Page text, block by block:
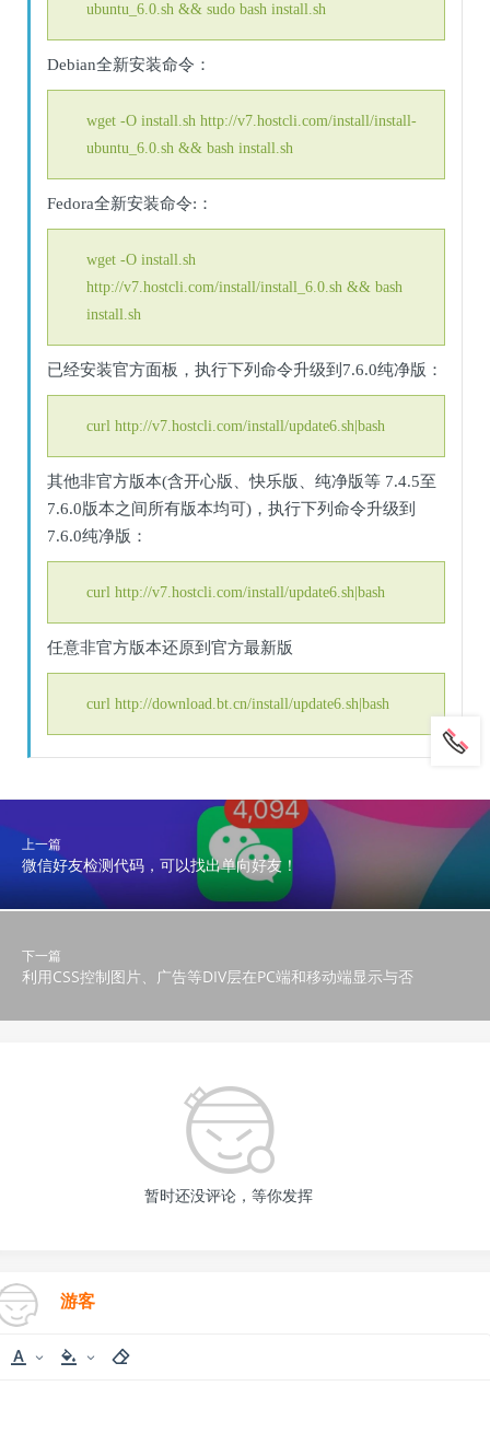
ubuntu_6.0.sh && sudo bash install.sh
Debian全新安装命令：
wget -O install.sh http://v7.hostcli.com/install/install-
ubuntu_6.0.sh && bash install.sh
Fedora全新安装命令:：
wget -O install.sh
http://v7.hostcli.com/install/install_6.0.sh && bash
install.sh
已经安装官方面板，执行下列命令升级到7.6.0纯净版：
curl http://v7.hostcli.com/install/update6.sh|bash
其他非官方版本(含开心版、快乐版、纯净版等 7.4.5至
7.6.0版本之间所有版本均可)，执行下列命令升级到
7.6.0纯净版：
curl http://v7.hostcli.com/install/update6.sh|bash
任意非官方版本还原到官方最新版
curl http://download.bt.cn/install/update6.sh|bash
上一篇
微信好友检测代码，可以找出单向好友！
下一篇
利用CSS控制图片、广告等DIV层在PC端和移动端显示与否
暂时还没评论，等你发挥
游客